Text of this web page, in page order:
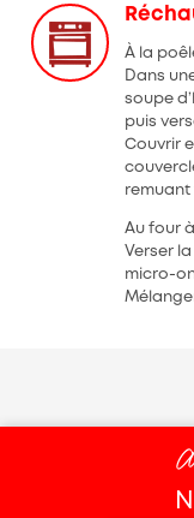
À la
Dans
soupe
puis
Couvrir
remuant
Au four
Verser
micro-